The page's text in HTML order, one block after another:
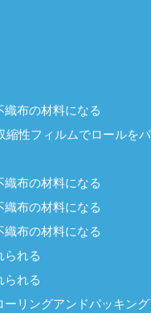
布の材料になる
縮性フィルムでロールをパ
布の材料になる
布の材料になる
布の材料になる
られる
られる
リングアンドパッキング